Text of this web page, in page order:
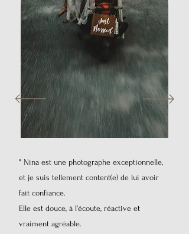
" Nina est une photographe exceptionnelle,
et je suis tellement content(e) de lui avoir
fait confiance.
Elle est douce, à l’écoute, réactive et
vraiment agréable.